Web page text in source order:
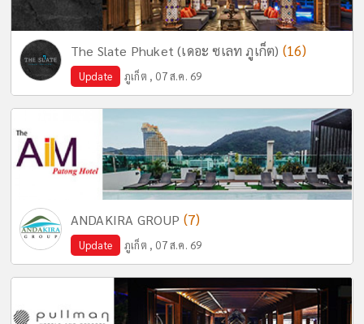
The Slate Phuket (เดอะ ซเลท ภูเก็ต) (16)
Update ภูเก็ต , 07 ส.ค. 69
ANDAKIRA GROUP (7)
Update ภูเก็ต , 07 ส.ค. 69